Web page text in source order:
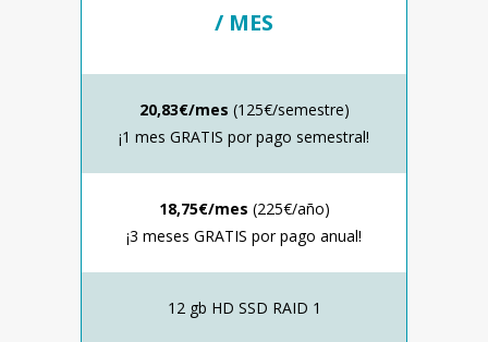
/ MES
20,83€/mes (125€/semestre)
¡1 mes GRATIS por pago semestral!
18,75€/mes (225€/año)
¡3 meses GRATIS por pago anual!
12 gb HD SSD RAID 1